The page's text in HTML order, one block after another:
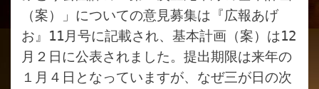
（案）」についての意見募集は『広報あげ
お』11月号に記載され、基本計画（案）は12
月２日に公表されました。提出期限は来年の
１月４日となっていますが、なぜ三が日の次